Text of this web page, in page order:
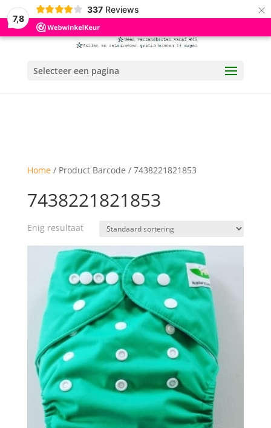
7,8
337 Reviews ×
Selecteer een pagina
Home/ Product Barcode / 7438221821853
7438221821853
Enig resultaat